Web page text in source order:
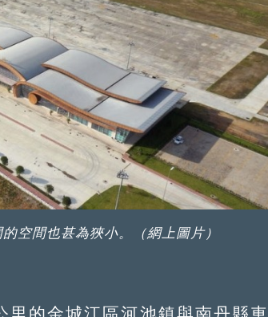
空間也甚為狹小。（網上圖片）
的金城江區河池鎮與南丹縣車